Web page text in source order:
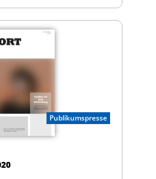
Publikumspresse